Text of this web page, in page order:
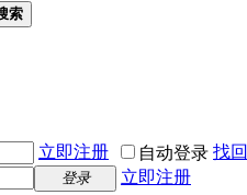
索
立即注册 自动登录 找
登录 立即注册